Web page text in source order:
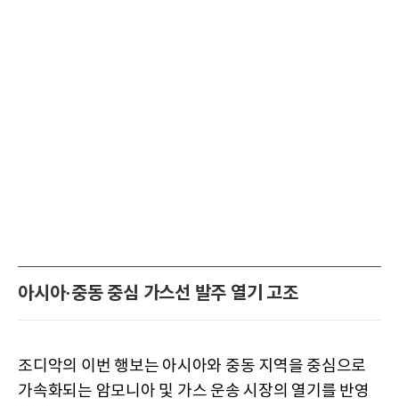
아시아·중동 중심 가스선 발주 열기 고조
조디악의 이번 행보는 아시아와 중동 지역을 중심으로
가속화되는 암모니아 및 가스 운송 시장의 열기를 반영